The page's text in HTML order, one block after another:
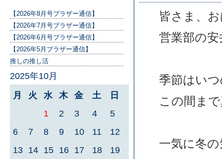
皆さま、
営業部の
季節はい
この間ま
一気に冬
【2026年8月号ブラザー通信】
【2026年7月号ブラザー通信】
【2026年6月号ブラザー通信】
【2026年5月ブラザー通信】
推しの推し活
2025年10月
月
火 水 木 金 土 日
1 2 3 4
5
6
7 8 9 10 11
12
13 14 15 16 17 18
19